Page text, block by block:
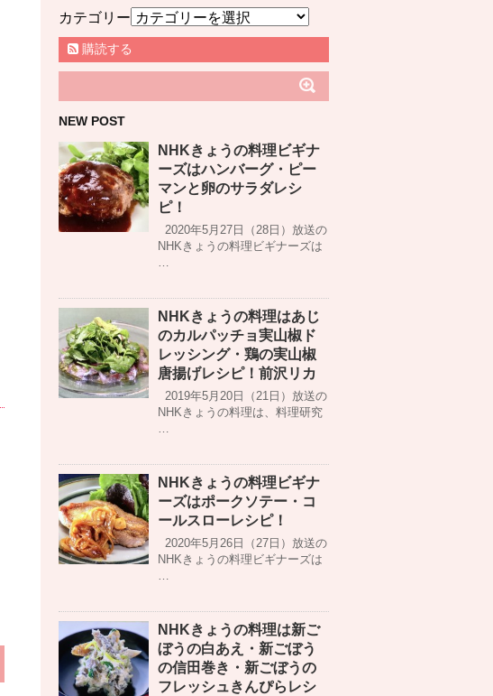
カテゴリー
購読する
NEW POST
NHKきょうの料理ビギナ
ーズはハンバーグ・ピー
マンと卵のサラダレシ
ピ！
2020年5月27日（28日）放送の
NHKきょうの料理ビギナーズは
…
NHKきょうの料理はあじ
のカルパッチョ実山椒ド
レッシング・鶏の実山椒
唐揚げレシピ！前沢リカ
2019年5月20日（21日）放送の
NHKきょうの料理は、料理研究
…
NHKきょうの料理ビギナ
ーズはポークソテー・コ
ールスローレシピ！
2020年5月26日（27日）放送の
NHKきょうの料理ビギナーズは
…
NHKきょうの料理は新ご
ぼうの白あえ・新ごぼう
の信田巻き・新ごぼうの
フレッシュきんぴらレシ